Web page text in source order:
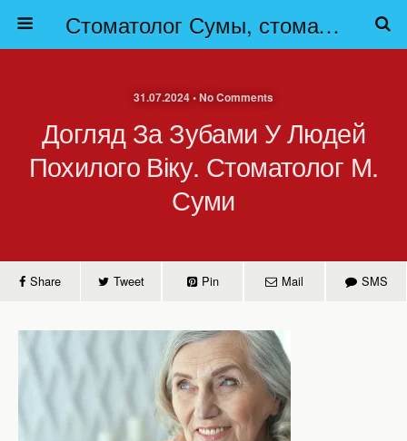
Стоматолог Сумы, стоматологические клиники Сумы, детская стоматология в Сумах. | Частная стоматология Сумы
31.07.2024 • No Comments
Догляд За Зубами У Людей
Похилого Віку. Стоматолог М.
Суми
Share Tweet Pin Mail SMS